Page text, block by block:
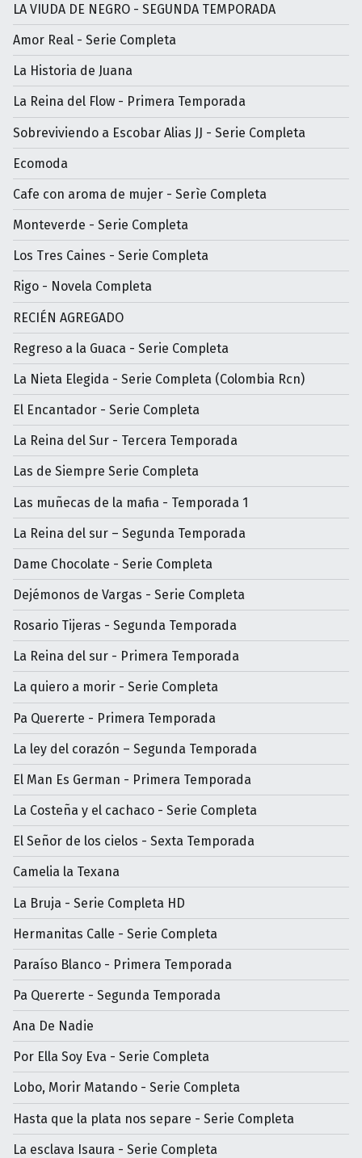
LA VIUDA DE NEGRO - SEGUNDA TEMPORADA
Amor Real - Serie Completa
La Historia de Juana
La Reina del Flow - Primera Temporada
Sobreviviendo a Escobar Alias JJ - Serie Completa
Ecomoda
Cafe con aroma de mujer - Serìe Completa
Monteverde - Serie Completa
Los Tres Caines - Serie Completa
Rigo - Novela Completa
RECIÉN AGREGADO
Regreso a la Guaca - Serie Completa
La Nieta Elegida - Serie Completa (Colombia Rcn)
El Encantador - Serie Completa
La Reina del Sur - Tercera Temporada
Las de Siempre Serie Completa
Las muñecas de la mafia - Temporada 1
La Reina del sur – Segunda Temporada
Dame Chocolate - Serie Completa
Dejémonos de Vargas - Serie Completa
Rosario Tijeras - Segunda Temporada
La Reina del sur - Primera Temporada
La quiero a morir - Serie Completa
Pa Quererte - Primera Temporada
La ley del corazón – Segunda Temporada
El Man Es German - Primera Temporada
La Costeña y el cachaco - Serie Completa
El Señor de los cielos - Sexta Temporada
Camelia la Texana
La Bruja - Serie Completa HD
Hermanitas Calle - Serie Completa
Paraíso Blanco - Primera Temporada
Pa Quererte - Segunda Temporada
Ana De Nadie
Por Ella Soy Eva - Serie Completa
Lobo, Morir Matando - Serie Completa
Hasta que la plata nos separe - Serie Completa
La esclava Isaura - Serie Completa